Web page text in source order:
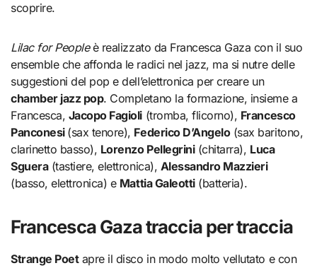
scoprire.
Lilac for Peopleè realizzato da Francesca Gaza con il suo
ensemble che affonda le radici nel jazz, ma si nutre delle
suggestioni del pop e dell’elettronica per creare un
chamber jazz pop. Completano la formazione, insieme a
Francesca, Jacopo Fagioli (tromba, flicorno), Francesco
Panconesi (sax tenore), Federico D’Angelo(sax baritono,
clarinetto basso), Lorenzo Pellegrini(chitarra), Luca
Sguera(tastiere, elettronica), Alessandro Mazzieri
(basso, elettronica) e Mattia Galeotti(batteria).
Francesca Gaza traccia per traccia
Strange Poetapre il disco in modo molto vellutato e con